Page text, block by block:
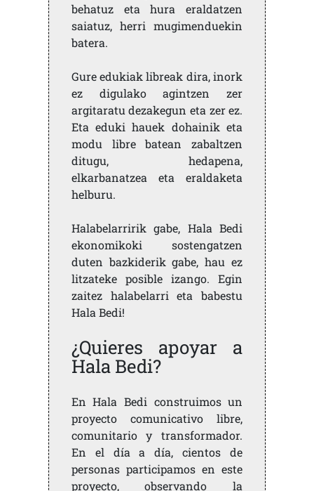
behatuz eta hura eraldatzen
saiatuz, herri mugimenduekin
batera.
Gure edukiak libreak dira, inork
ez digulako agintzen zer
argitaratu dezakegun eta zer ez.
Eta eduki hauek dohainik eta
modu libre batean zabaltzen
ditugu, hedapena,
elkarbanatzea eta eraldaketa
helburu.
Halabelarririk gabe, Hala Bedi
ekonomikoki sostengatzen
duten bazkiderik gabe, hau ez
litzateke posible izango. Egin
zaitez halabelarri eta babestu
Hala Bedi!
¿Quieres apoyar a
Hala Bedi?
En Hala Bedi construimos un
proyecto comunicativo libre,
comunitario y transformador.
En el día a día, cientos de
personas participamos en este
proyecto, observando la